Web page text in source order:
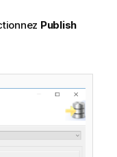
Publish